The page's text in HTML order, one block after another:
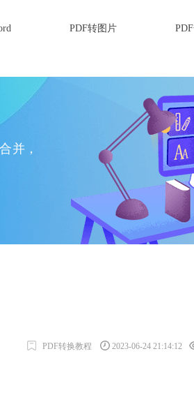
PDF转图片
并，
PDF转换教程 2023-06-24 21:14:12